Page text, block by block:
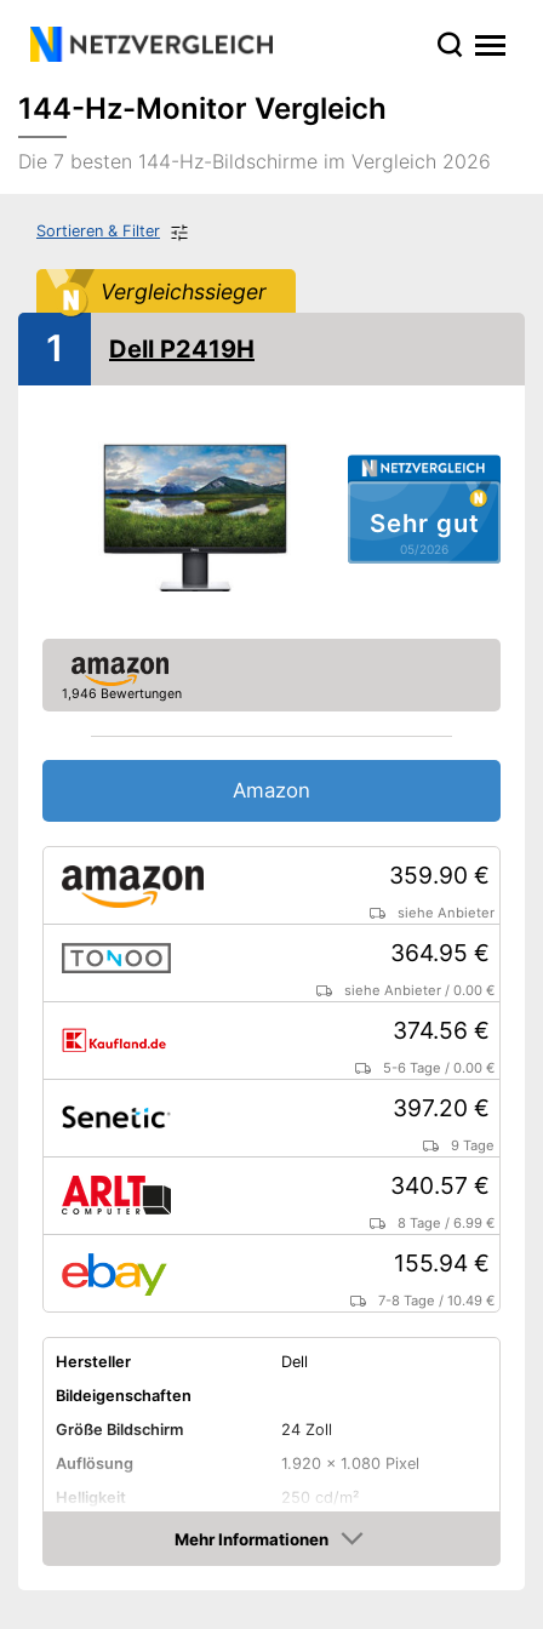
144-Hz-Monitor Vergleich
Die 7 besten 144-Hz-Bildschirme im Vergleich 2026
Sortieren & Filter
Vergleichssieger
Sehr gut
05/2026
1 Dell P2419H
1,946 Bewertungen
Amazon
359.90 €
siehe Anbieter
364.95 €
siehe Anbieter /0.00 €
374.56 €
5-6 Tage /0.00 €
397.20 €
9 Tage
340.57 €
8 Tage /6.99 €
155.94 €
7-8 Tage /10.49 €
Hersteller
Dell
Bildeigenschaften
Größe Bildschirm
24 Zoll
Auflösung
1.920 x 1.080 Pixel
Helligkeit
250 cd/m²
1.000 : 1
Reaktionszeit
8 ms
Mehr Informationen
Amazon